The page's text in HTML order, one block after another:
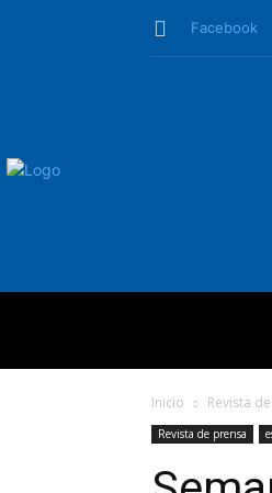
Facebook
Inicio Revista
Revista de prensa